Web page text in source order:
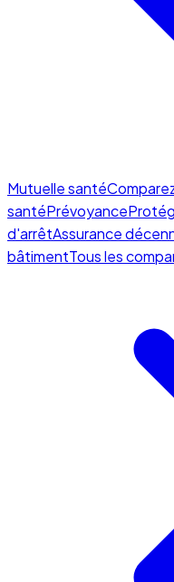
Mutuelle santé
santéPrévoyance
d'arrêtAssurance
bâtimentTous les